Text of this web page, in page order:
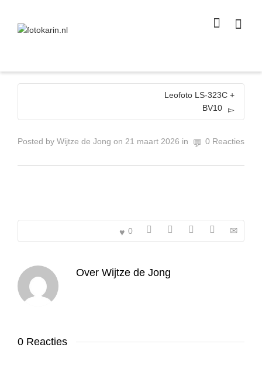
size
Super Search
Leofoto LS-323C +
BV10
Posted by Wijtze de Jong on 21 maart 2026 in 0 Reacties
0
Over Wijtze de Jong
0 Reacties